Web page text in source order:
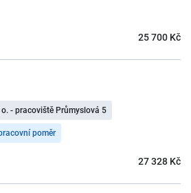
25 700 Kč
o. - pracoviště Průmyslová 5
poměr
27 328 Kč